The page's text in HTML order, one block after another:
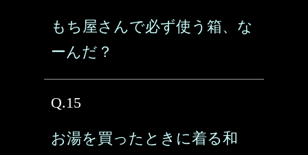
もち屋さんで必ず使う箱、な
ーんだ？
Q.15
お湯を買ったときに着る和